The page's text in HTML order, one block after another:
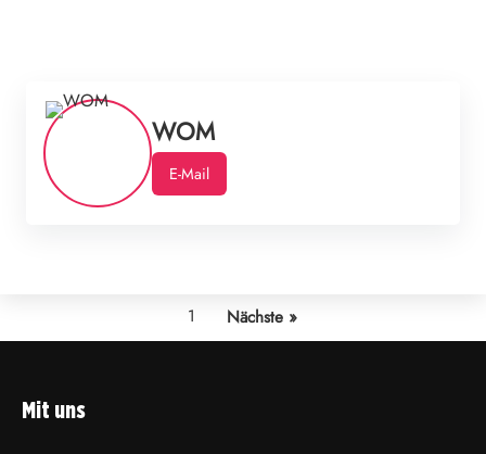
WOM
E-Mail
1 Nächste »
Mit uns